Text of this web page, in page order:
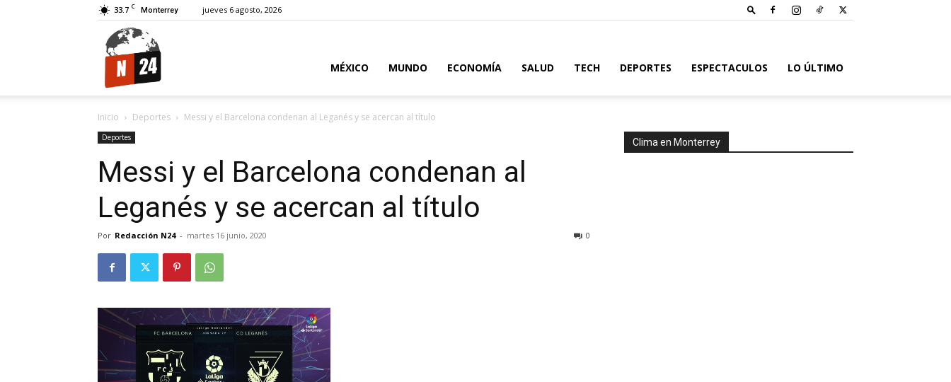
33.7 C Monterrey jueves 6 agosto, 2026
MÉXICO MUNDO ECONOMÍA SALUD TECH DEPORTES ESPECTACULOS LO ÚLTIMO
Inicio Deportes Messi y el Barcelona condenan al Leganés y se acercan al título
Deportes
Messi y el Barcelona condenan al
Leganés y se acercan al título
Por Redacción N24 - martes 16 junio, 2020 0
Clima en Monterrey